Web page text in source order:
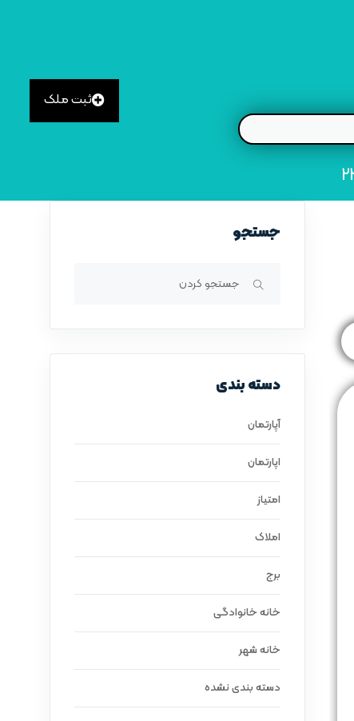
ثبت ملک
جستجو
دسته بندی
آپارتمان
اپارتمان
امتیاز
املاک
برج
خانه خانوادگی
خانه شهر
دسته بندی نشده